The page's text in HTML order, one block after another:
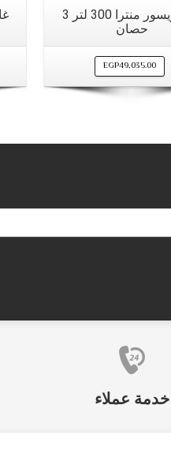
مشاهدة سريعة
كومبريسور منترا 300 لتر 3
حصان
EGP49,035.00
خدمة عملاء